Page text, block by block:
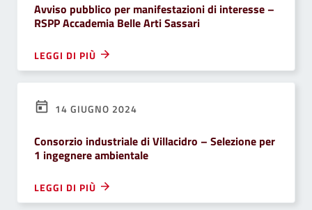
Avviso pubblico per manifestazioni di interesse –
RSPP Accademia Belle Arti Sassari
LEGGI DI PIÙ
14 GIUGNO 2024
Consorzio industriale di Villacidro – Selezione per
1 ingegnere ambientale
LEGGI DI PIÙ